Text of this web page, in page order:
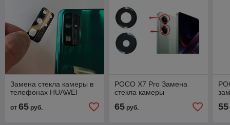
Замена стекла камеры в
телефонах HUAWEI
от 65 руб.
POCO X7 Pro Замена
стекла камеры
65руб. 55